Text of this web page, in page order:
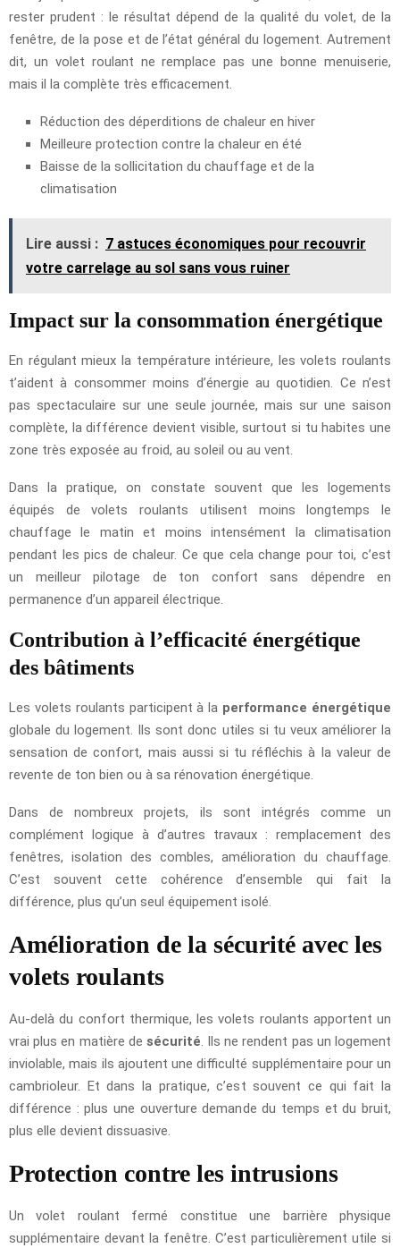
rester prudent : le résultat dépend de la qualité du volet, de la
fenêtre, de la pose et de l’état général du logement. Autrement
dit, un volet roulant ne remplace pas une bonne menuiserie,
mais il la complète très efficacement.
Réduction des déperditions de chaleur en hiver
Meilleure protection contre la chaleur en été
Baisse de la sollicitation du chauffage et de la
climatisation
Lire aussi : 7 astuces économiques pour recouvrir
votre carrelage au sol sans vous ruiner
Impact sur la consommation énergétique
En régulant mieux la température intérieure, les volets roulants
t’aident à consommer moins d’énergie au quotidien. Ce n’est
pas spectaculaire sur une seule journée, mais sur une saison
complète, la différence devient visible, surtout si tu habites une
zone très exposée au froid, au soleil ou au vent.
Dans la pratique, on constate souvent que les logements
équipés de volets roulants utilisent moins longtemps le
chauffage le matin et moins intensément la climatisation
pendant les pics de chaleur. Ce que cela change pour toi, c’est
un meilleur pilotage de ton confort sans dépendre en
permanence d’un appareil électrique.
Contribution à l’efficacité énergétique
des bâtiments
Les volets roulants participent à la performance énergétique
globale du logement. Ils sont donc utiles si tu veux améliorer la
sensation de confort, mais aussi si tu réfléchis à la valeur de
revente de ton bien ou à sa rénovation énergétique.
Dans de nombreux projets, ils sont intégrés comme un
complément logique à d’autres travaux : remplacement des
fenêtres, isolation des combles, amélioration du chauffage.
C’est souvent cette cohérence d’ensemble qui fait la
différence, plus qu’un seul équipement isolé.
Amélioration de la sécurité avec les
volets roulants
Au-delà du confort thermique, les volets roulants apportent un
vrai plus en matière de sécurité. Ils ne rendent pas un logement
inviolable, mais ils ajoutent une difficulté supplémentaire pour un
cambrioleur. Et dans la pratique, c’est souvent ce qui fait la
différence : plus une ouverture demande du temps et du bruit,
plus elle devient dissuasive.
Protection contre les intrusions
Un volet roulant fermé constitue une barrière physique
supplémentaire devant la fenêtre. C’est particulièrement utile si